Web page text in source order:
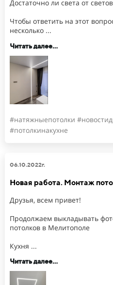
Достаточно ли света от
Чтобы ответить на этот
несколько ...
Читать далее...
#натяжныепотолки
#потолкинакухне
06.10.2022г.
Новая работа. Монтаж
Друзья, всем привет!
Продолжаем выкладывать
потолков в Мелитополе
Кухня ...
Читать далее...